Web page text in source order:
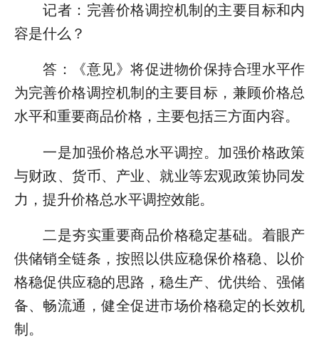
记者：完善价格调控机制的主要目标和内
容是什么？
答：《意见》将促进物价保持合理水平作
为完善价格调控机制的主要目标，兼顾价格总
水平和重要商品价格，主要包括三方面内容。
一是加强价格总水平调控。加强价格政策
与财政、货币、产业、就业等宏观政策协同发
力，提升价格总水平调控效能。
二是夯实重要商品价格稳定基础。着眼产
供储销全链条，按照以供应稳保价格稳、以价
格稳促供应稳的思路，稳生产、优供给、强储
备、畅流通，健全促进市场价格稳定的长效机
制。